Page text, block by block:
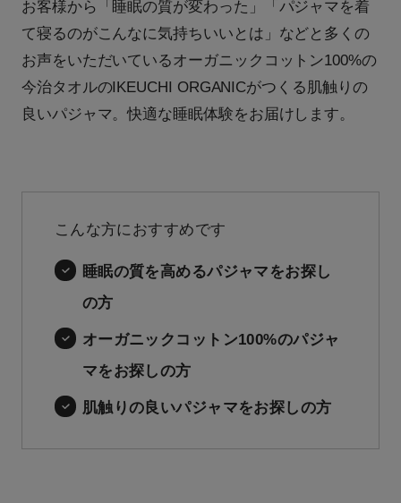
お客様から「睡眠の質が変わった」「パジャマを着
て寝るのがこんなに気持ちいいとは」などと多くの
お声をいただいているオーガニックコットン100%の
今治タオルのIKEUCHI ORGANICがつくる肌触りの
良いパジャマ。快適な睡眠体験をお届けします。
こんな方におすすめです
睡眠の質を高めるパジャマをお探し
の方
オーガニックコットン100%のパジャ
マをお探しの方
肌触りの良いパジャマをお探しの方